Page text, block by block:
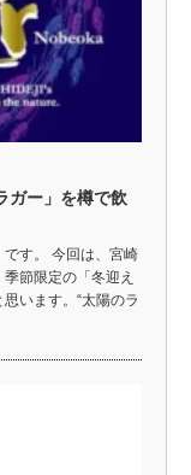
ガー」を樽で飲
です。 今回は、宮崎
節限定の「冬迎え
います。“太陽のラ